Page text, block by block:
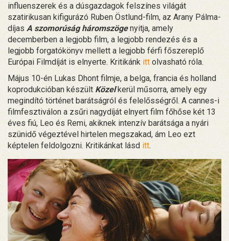
influenszerek és a dúsgazdagok felszínes világát
szatirikusan kifigurázó Ruben Östlund-film, az Arany Pálma-
díjas A szomorúság háromszögenyitja, amely
decemberben a legjobb film, a legjobb rendezés és a
legjobb forgatókönyv mellett a legjobb férfi főszereplő
Európai Filmdíját is elnyerte. Kritikánk itt olvasható róla.
Május 10-én Lukas Dhont filmje, a belga, francia és holland
koprodukcióban készült Közelkerül műsorra, amely egy
megindító történet barátságról és felelősségről. A cannes-i
filmfesztiválon a zsűri nagydíját elnyert film főhőse két 13
éves fiú, Leo és Remi, akiknek intenzív barátsága a nyári
szünidő végeztével hirtelen megszakad, ám Leo ezt
képtelen feldolgozni. Kritikánkat lásd itt.